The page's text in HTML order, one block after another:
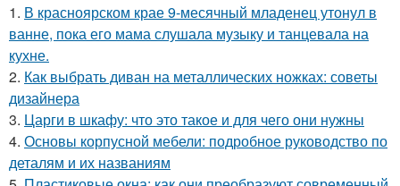
1. В красноярском крае 9-месячный младенец утонул в
ванне, пока его мама слушала музыку и танцевала на
кухне.
2. Как выбрать диван на металлических ножках: советы
дизайнера
3. Царги в шкафу: что это такое и для чего они нужны
4. Основы корпусной мебели: подробное руководство по
деталям и их названиям